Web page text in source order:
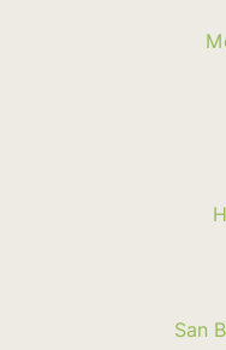
San